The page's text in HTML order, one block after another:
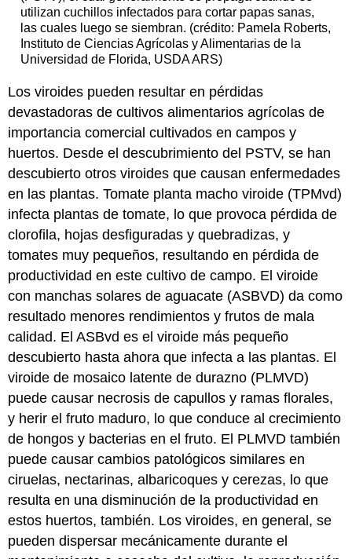
utilizan cuchillos infectados para cortar papas sanas,
las cuales luego se siembran. (crédito: Pamela Roberts,
Instituto de Ciencias Agrícolas y Alimentarias de la
Universidad de Florida, USDA ARS)
Los viroides pueden resultar en pérdidas
devastadoras de cultivos alimentarios agrícolas de
importancia comercial cultivados en campos y
huertos. Desde el descubrimiento del PSTV, se han
descubierto otros viroides que causan enfermedades
en las plantas. Tomate planta macho viroide (TPMvd)
infecta plantas de tomate, lo que provoca pérdida de
clorofila, hojas desfiguradas y quebradizas, y
tomates muy pequeños, resultando en pérdida de
productividad en este cultivo de campo. El viroide
con manchas solares de aguacate (ASBVD) da como
resultado menores rendimientos y frutos de mala
calidad. El ASBvd es el viroide más pequeño
descubierto hasta ahora que infecta a las plantas. El
viroide de mosaico latente de durazno (PLMVD)
puede causar necrosis de capullos y ramas florales,
y herir el fruto maduro, lo que conduce al crecimiento
de hongos y bacterias en el fruto. El PLMVD también
puede causar cambios patológicos similares en
ciruelas, nectarinas, albaricoques y cerezas, lo que
resulta en una disminución de la productividad en
estos huertos, también. Los viroides, en general, se
pueden dispersar mecánicamente durante el